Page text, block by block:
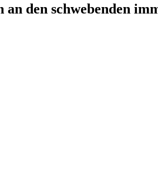
den schwebenden